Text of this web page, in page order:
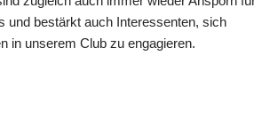
und bestärkt auch Interessenten, sich
in unserem Club zu engagieren.